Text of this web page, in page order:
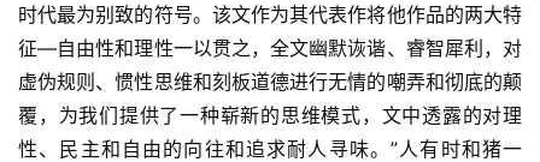
首
页
时代最为别致的符号。该文作为其代表作将他作品的两大特
征—自由性和理性一以贯之，全文幽默诙谐、睿智犀利，对
虚伪规则、惯性思维和刻板道德进行无情的嘲弄和彻底的颠
覆，为我们提供了一种崭新的思维模式，文中透露的对理
性、民主和自由的向往和追求耐人寻味。”人有时和猪一